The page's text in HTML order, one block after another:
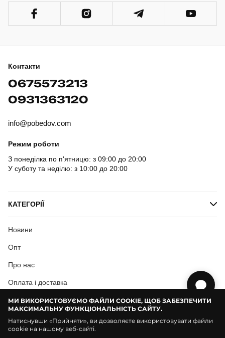
МИ ВИКОРИСТОВУЄМО ФАЙЛИ COOKIE, ЩОБ ЗАБЕЗПЕЧИТИ
МАКСИМАЛЬНУ ФУНКЦІОНАЛЬНІСТЬ САЙТУ.
Натиснувши «Прийняти», ви дозволяєте використовувати файли
cookie на нашому веб-сайті.
Контакти
0675573213
0931363120
info@pobedov.com
Режим роботи
З понеділка по п'ятницю: з 09:00 до 20:00
У суботу та неділю: з 10:00 до 20:00
КАТЕГОРІЇ
Новини
Опт
Про нас
Оплата і доставка
Користувацька згода
© Pobedov | 2018 — 2026